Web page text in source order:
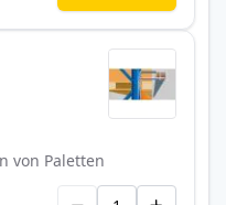
von Paletten